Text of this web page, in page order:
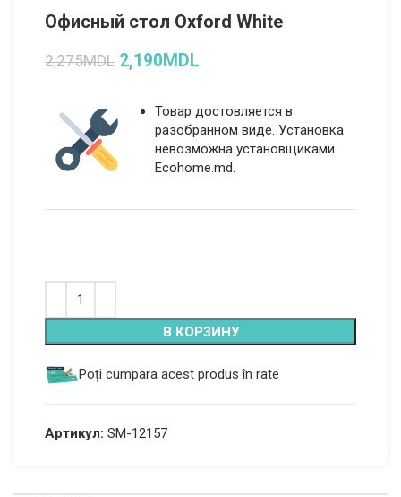
Офисный стол Oxford White
2,275MDL 2,190MDL
Товар достовляется в
разобранном виде. Установка
невозможна установщиками
Ecohome.md.
В КОРЗИНУ
Alternative:
Poți cumpara acest produs în rate
Артикул: SM-12157